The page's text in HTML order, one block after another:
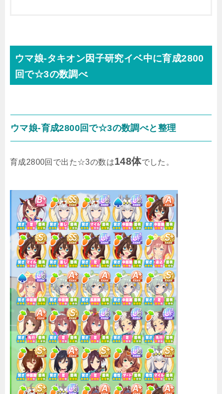
ウマ娘-タキオン因子研究イベ中に育成2800
回で☆3の数調べ
ウマ娘-育成2800回で☆3の数調べと整理
育成2800回で出た☆3の数は148体でした。